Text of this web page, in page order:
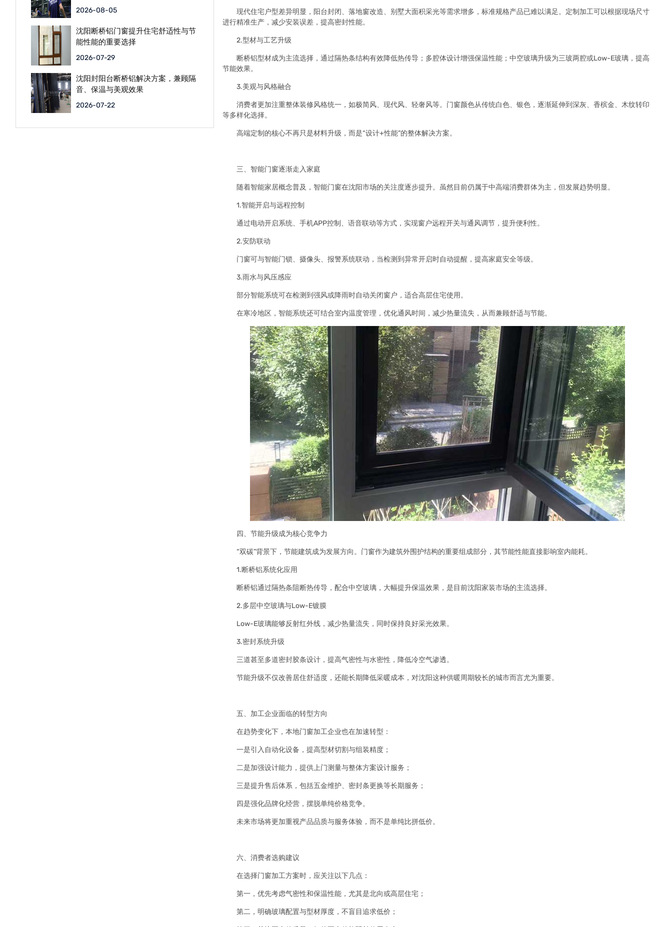
2026-08-05
沈阳断桥铝门窗提升住宅舒适性与节
能性能的重要选择
2026-07-29
沈阳封阳台断桥铝解决方案，兼顾隔
音、保温与美观效果
2026-07-22
现代住宅户型差异明显，阳台封闭、落地窗改造、别墅大面积采光等需求增多，标准规格产品已难以满足。定制加工可以根据现场尺寸
进行精准生产，减少安装误差，提高密封性能。
2.型材与工艺升级
断桥铝型材成为主流选择，通过隔热条结构有效降低热传导；多腔体设计增强保温性能；中空玻璃升级为三玻两腔或Low-E玻璃，提高
节能效果。
3.美观与风格融合
消费者更加注重整体装修风格统一，如极简风、现代风、轻奢风等。门窗颜色从传统白色、银色，逐渐延伸到深灰、香槟金、木纹转印
等多样化选择。
高端定制的核心不再只是材料升级，而是“设计+性能”的整体解决方案。
三、智能门窗逐渐走入家庭
随着智能家居概念普及，智能门窗在沈阳市场的关注度逐步提升。虽然目前仍属于中高端消费群体为主，但发展趋势明显。
1.智能开启与远程控制
通过电动开启系统、手机APP控制、语音联动等方式，实现窗户远程开关与通风调节，提升便利性。
2.安防联动
门窗可与智能门锁、摄像头、报警系统联动，当检测到异常开启时自动提醒，提高家庭安全等级。
3.雨水与风压感应
部分智能系统可在检测到强风或降雨时自动关闭窗户，适合高层住宅使用。
在寒冷地区，智能系统还可结合室内温度管理，优化通风时间，减少热量流失，从而兼顾舒适与节能。
四、节能升级成为核心竞争力
“双碳”背景下，节能建筑成为发展方向。门窗作为建筑外围护结构的重要组成部分，其节能性能直接影响室内能耗。
1.断桥铝系统化应用
断桥铝通过隔热条阻断热传导，配合中空玻璃，大幅提升保温效果，是目前沈阳家装市场的主流选择。
2.多层中空玻璃与Low-E镀膜
Low-E玻璃能够反射红外线，减少热量流失，同时保持良好采光效果。
3.密封系统升级
三道甚至多道密封胶条设计，提高气密性与水密性，降低冷空气渗透。
节能升级不仅改善居住舒适度，还能长期降低采暖成本，对沈阳这种供暖周期较长的城市而言尤为重要。
五、加工企业面临的转型方向
在趋势变化下，本地门窗加工企业也在加速转型：
一是引入自动化设备，提高型材切割与组装精度；
二是加强设计能力，提供上门测量与整体方案设计服务；
三是提升售后体系，包括五金维护、密封条更换等长期服务；
四是强化品牌化经营，摆脱单纯价格竞争。
未来市场将更加重视产品品质与服务体验，而不是单纯比拼低价。
六、消费者选购建议
在选择门窗加工方案时，应关注以下几点：
第一，优先考虑气密性和保温性能，尤其是北向或高层住宅；
第二，明确玻璃配置与型材厚度，不盲目追求低价；